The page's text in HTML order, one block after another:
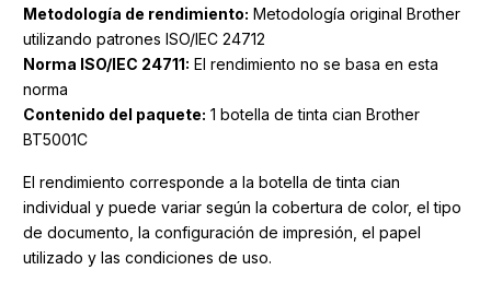
Metodología de rendimiento: Metodología original Brother
utilizando patrones ISO/IEC 24712
Norma ISO/IEC 24711: El rendimiento no se basa en esta
norma
Contenido del paquete: 1 botella de tinta cian Brother
BT5001C
El rendimiento corresponde a la botella de tinta cian
individual y puede variar según la cobertura de color, el tipo
de documento, la configuración de impresión, el papel
utilizado y las condiciones de uso.